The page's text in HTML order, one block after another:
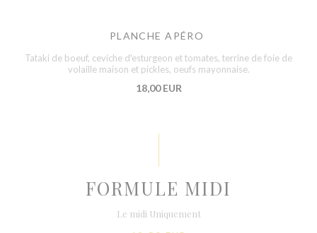
PLANCHE APÉRO
Tataki de boeuf, ceviche d'esturgeon et tomates, terrine de foie de
volaille maison et pickles, oeufs mayonnaise.
18,00 EUR
FORMULE MIDI
Le midi Uniquement